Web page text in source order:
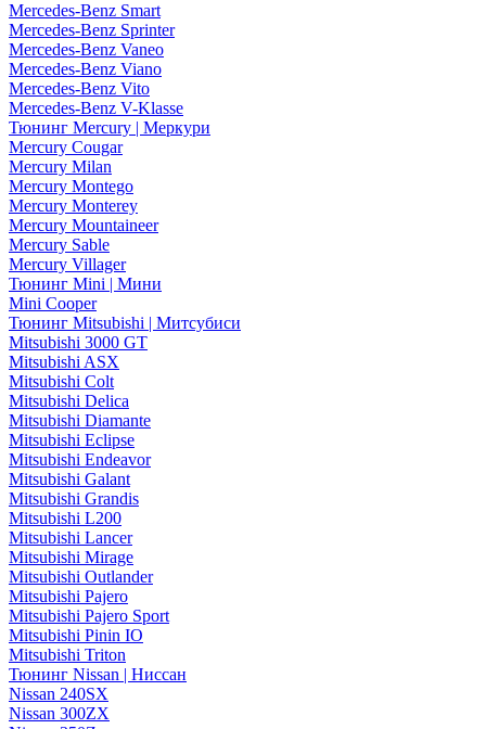
Mercedes-Benz Smart
Mercedes-Benz Sprinter
Mercedes-Benz Vaneo
Mercedes-Benz Viano
Mercedes-Benz Vito
Mercedes-Benz V-Klasse
Тюнинг Mercury | Меркури
Mercury Cougar
Mercury Milan
Mercury Montego
Mercury Monterey
Mercury Mountaineer
Mercury Sable
Mercury Villager
Тюнинг Mini | Мини
Mini Cooper
Тюнинг Mitsubishi | Митсубиси
Mitsubishi 3000 GT
Mitsubishi ASX
Mitsubishi Colt
Mitsubishi Delica
Mitsubishi Diamante
Mitsubishi Eclipse
Mitsubishi Endeavor
Mitsubishi Galant
Mitsubishi Grandis
Mitsubishi L200
Mitsubishi Lancer
Mitsubishi Mirage
Mitsubishi Outlander
Mitsubishi Pajero
Mitsubishi Pajero Sport
Mitsubishi Pinin IO
Mitsubishi Triton
Тюнинг Nissan | Ниссан
Nissan 240SX
Nissan 300ZX